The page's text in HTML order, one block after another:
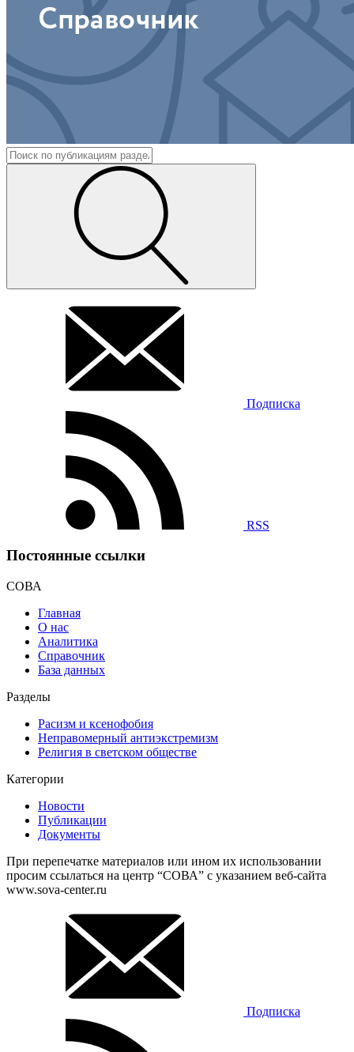
Подписка
RSS
Постоянные ссылки
СОВА
Главная
О нас
Аналитика
Справочник
База данных
Разделы
Расизм и ксенофобия
Неправомерный антиэкстремизм
Религия в светском обществе
Категории
Новости
Публикации
Документы
При перепечатке материалов или ином их использовании
просим ссылаться на центр “СОВА” с указанием веб-сайта
www.sova-center.ru
Подписка